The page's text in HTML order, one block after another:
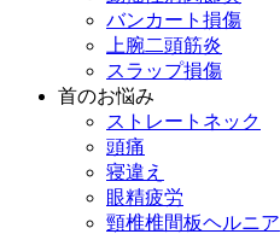
バンカート損傷
上腕二頭筋炎
スラップ損傷
首のお悩み
ストレートネック
頭痛
寝違え
眼精疲労
頸椎椎間板ヘルニア